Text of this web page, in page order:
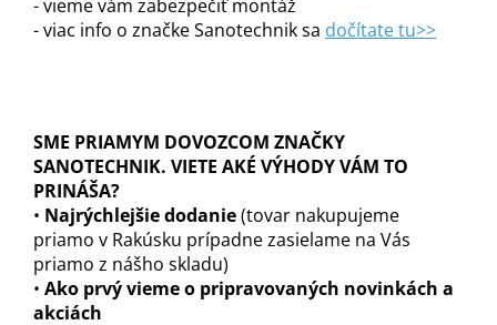
- vieme vám zabezpečiť montáž
- viac info o značke Sanotechnik sa dočítate tu>>
SME PRIAMYM DOVOZCOM ZNAČKY
SANOTECHNIK. VIETE AKÉ VÝHODY VÁM TO
PRINÁŠA?
• Najrýchlejšie dodanie(tovar nakupujeme
priamo v Rakúsku prípadne zasielame na Vás
priamo z nášho skladu)
• Ako prvý vieme o pripravovaných novinkách a
akciách